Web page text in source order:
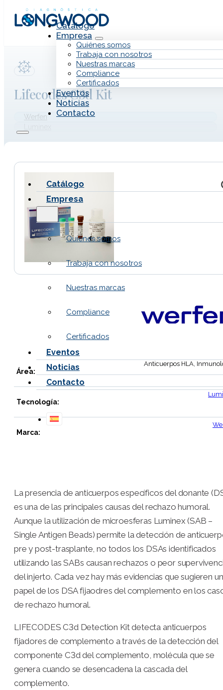
Saltar al contenido principal
Catálogo
Empresa
Quiénes somos
Trabaja con nosotros
Nuestras marcas
Compliance
Certificados
Eventos
Noticias
Contacto
Catálogo
Empresa
Quiénes somos
Trabaja con nosotros
Nuestras marcas
Compliance
Certificados
Eventos
Noticias
Contacto
Lifecodes C3d Kit
Werfen
La presencia de anticuerpos específicos del donante
es una de las principales causas del rechazo humoral.
Aunque la utilización de microesferas Luminex (SAB –
Single Antigen Beads) permite la detección de
pre y post-trasplante, no todos los DSAs identificados
utilizando las SABs causan rechazos o peor
del injerto. Cada vez hay más evidencias que sugieren un
papel de los DSA fijaodres del complemento en los
de rechazo humoral.
LIFECODES C3d Detection Kit detecta anticuerpos
fijadores de complemento a través de la detección del
componente C3d del complemento, molécula que se
genera cuando se desencadena la cascada del
complemento.
Área:
Anticuerpos HLA,
Tecnología:
Marca: